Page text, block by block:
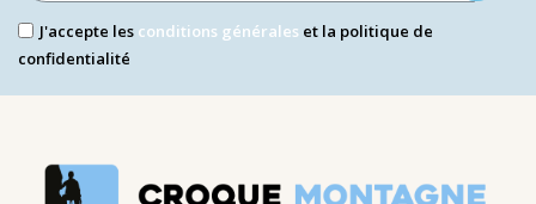
J'accepte les conditions générales et la politique de
confidentialité